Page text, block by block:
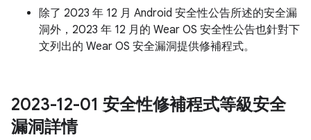
除了 2023 年 12 月 Android 安全性公告所述的安全漏
洞外，2023 年 12 月的 Wear OS 安全性公告也針對下
文列出的 Wear OS 安全漏洞提供修補程式。
2023-12-01 安全性修補程式等級安全
漏洞詳情